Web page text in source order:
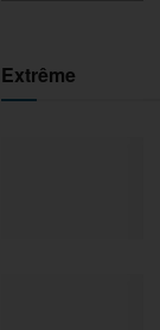
Extrême